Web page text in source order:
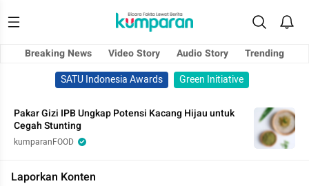
Breaking News Video Story Audio Story
Trending
SATU Indonesia Awards
Green Initiative
Pakar Gizi IPB Ungkap Potensi Kacang Hijau untuk
Cegah Stunting
kumparanFOOD
Laporkan Konten